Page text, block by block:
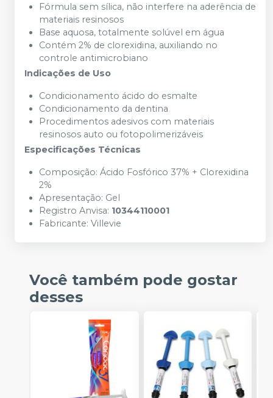
Fórmula sem sílica, não interfere na aderência de
materiais resinosos
Base aquosa, totalmente solúvel em água
Contém 2% de clorexidina, auxiliando no
controle antimicrobiano
Indicações de Uso
Condicionamento ácido do esmalte
Condicionamento da dentina
Procedimentos adesivos com materiais
resinosos auto ou fotopolimerizáveis
Especificações Técnicas
Composição: Ácido Fosfórico 37% + Clorexidina
2%
Apresentação: Gel
Registro Anvisa: 10344110001
Fabricante: Villevie
Você também pode gostar
desses